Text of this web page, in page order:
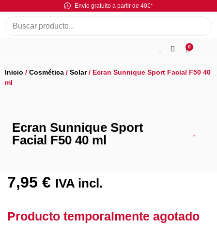
Envío gratuito a partir de 40€*
0
Inicio / Cosmética / Solar/ Ecran Sunnique Sport Facial F50 40
ml
Ecran Sunnique Sport
Facial F50 40 ml
7,95 € IVA incl.
Producto temporalmente agotado